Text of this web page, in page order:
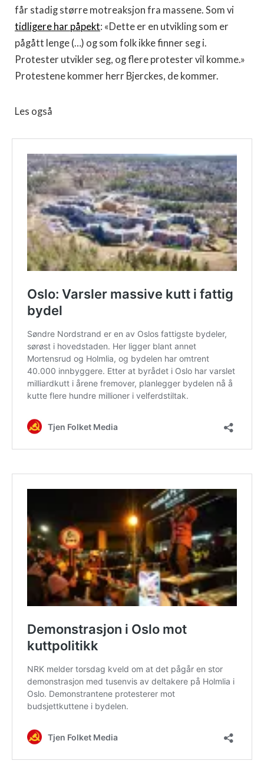
får stadig større motreaksjon fra massene. Som vi
tidligere har påpekt: «Dette er en utvikling som er
pågått lenge (…) og som folk ikke finner seg i.
Protester utvikler seg, og flere protester vil komme.»
Protestene kommer herr Bjerckes, de kommer.
Les også